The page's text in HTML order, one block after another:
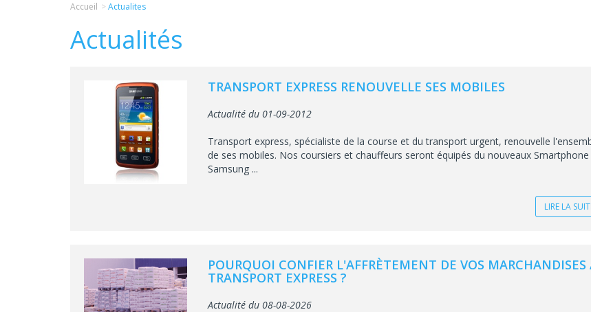
Accueil Actualites
Actualités
TRANSPORT EXPRESS RENOUVELLE SES MOBILES
Actualité du 01-09-2012
Transport express, spécialiste de la course et du transport urgent, renouvelle
de ses mobiles. Nos coursiers et chauffeurs seront équipés du nouveaux Smartphone
Samsung ...
LIRE LA
POURQUOI CONFIER L'AFFRÈTEMENT DE VOS MARCHANDISES
TRANSPORT EXPRESS ?
Actualité du 08-08-2026